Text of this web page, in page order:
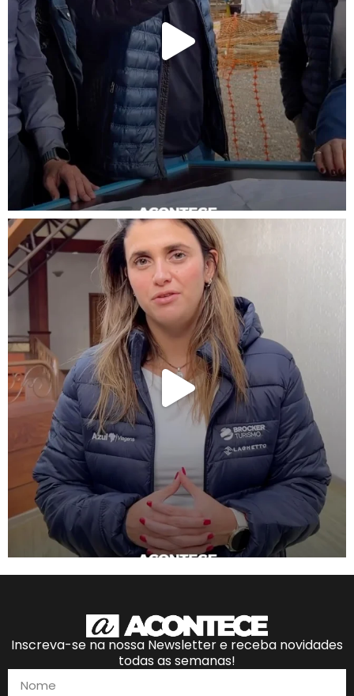
Inscreva-se na nossa Newsletter e receba novidades
todas as semanas!